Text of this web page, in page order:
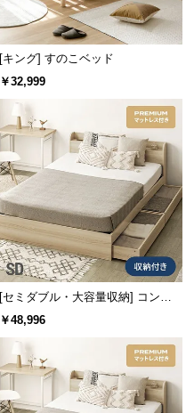
[キング] すのこベッド
￥32,999
[セミダブル・大容量収納] コンセ
ント機能付きベッド プレミアムマ
￥48,996